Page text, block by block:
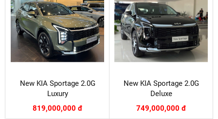
New KIA Sportage 2.0G
Luxury
819,000,000 đ
New KIA Sportage 2.0G
Deluxe
749,000,000 đ